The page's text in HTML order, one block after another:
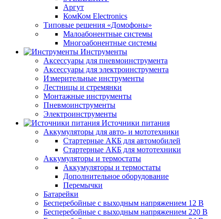
Аргут
КомКом Electronics
Типовые решения «Домофоны»
Малоабонентные системы
Многоабонентные системы
Инструменты
Аксессуары для пневмоинструмента
Аксессуары для электроинструмента
Измерительные инструменты
Лестницы и стремянки
Монтажные инструменты
Пневмоинструменты
Электроинструменты
Источники питания
Аккумуляторы для авто- и мототехники
Стартерные АКБ для автомобилей
Стартерные АКБ для мототехники
Аккумуляторы и термостаты
Аккумуляторы и термостаты
Дополнительное оборудование
Перемычки
Батарейки
Бесперебойные с выходным напряжением 12 В
Бесперебойные с выходным напряжением 220 В